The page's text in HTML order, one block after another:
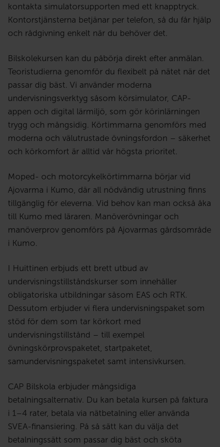
kontakta simulatorsupporten med ett knapptryck.
Kontorstjänsterna betjänar per telefon, så du får hjälp
och rådgivning enkelt när du behöver det.
Bilskolekursen kan du påbörja direkt efter anmälan.
Teoristudierna genomför du flexibelt på nätet när det
passar dig bäst. Vi använder moderna
undervisningsverktyg såsom körsimulator, CAP-
appen och digital lärmiljö, som gör körinlärningen
trygg och mångsidig. Körtimmarna genomförs med
moderna och välutrustade övningsfordon – säkerhet
och körkomfort är alltid vår högsta prioritet.
Moped- och motorcykelkörtimmarna börjar vid
Ajovarma i Kumo, där all nödvändig utrustning finns
tillgänglig för eleverna. Vid behov kan man också åka
till Kumo med läraren. Manöverövningar och
manöverprov genomförs på Ajovarmas gårdsområde
i Kumo.
I Huittinen erbjuds ett brett utbud av
undervisningstillståndskurser som innehåller
obligatoriska utbildningar såsom EAS och RTK.
Dessutom erbjuder vi flera undervisningspaket som
stöd för dem som tar körkort med
undervisningstillstånd – till exempel
övningskörprovspaketet, startpaketet,
samundervisningspaketet samt intensivkursen.
CAP Bilskola erbjuder mångsidiga
betalningsalternativ. Du kan betala kursen på faktura
i 1–4 rater, betala via nätbetalning eller använda
SVEA-finansiering. På så sätt kan du välja det
betalningssätt som passar dig bäst och sköta